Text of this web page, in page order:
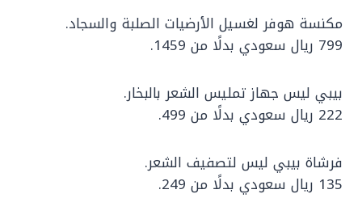
مكنسة هوفر لغسيل الأرضيات الصلبة والسجاد.
799 ريال سعودي بدلًا من 1459.
بيبي ليس جهاز تمليس الشعر بالبخار.
222 ريال سعودي بدلًا من 499.
فرشاة بيبي ليس لتصفيف الشعر.
135 ريال سعودي بدلًا من 249.